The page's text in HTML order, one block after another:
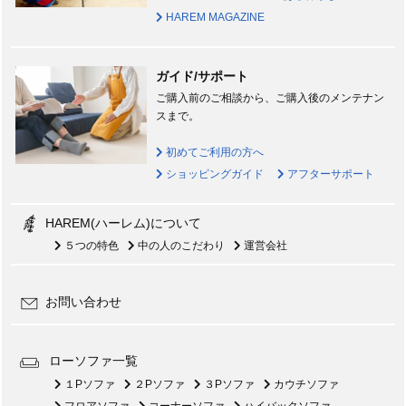
HAREM MAGAZINE
ガイド/サポート
ご購入前のご相談から、ご購入後のメンテナン
スまで。
初めてご利用の方へ
ショッピングガイド
アフターサポート
HAREM(ハーレム)について
５つの特色 中の人のこだわり 運営会社
お問い合わせ
ローソファ一覧
１Pソファ ２Pソファ ３Pソファ
カウチソファ